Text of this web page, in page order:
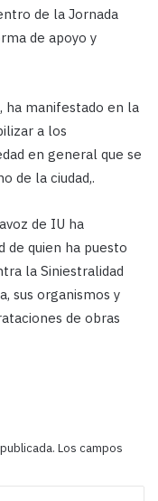
de la Jornada
de apoyo y
ha manifestado en la
a los
en general que se
de la ciudad,.
de IU ha
de quien ha puesto
la Siniestralidad
sus organismos y
de obras
Los campos